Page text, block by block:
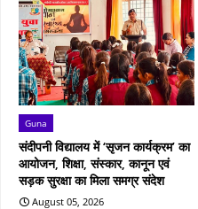
Guna
संदीपनी विद्यालय में ‘सृजन कार्यक्रम’ का
आयोजन, शिक्षा, संस्कार, कानून एवं
सड़क सुरक्षा का मिला समग्र संदेश
August 05, 2026